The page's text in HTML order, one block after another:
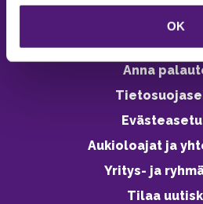
OK
Avoimet
Anna
Aukioloajat ja
Yritys- ja
Tilaa